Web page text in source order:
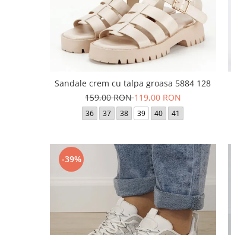
Sandale crem cu talpa groasa 5884 128
159,00 RON119,00 RON
36 37 38 39 40 41
-39%